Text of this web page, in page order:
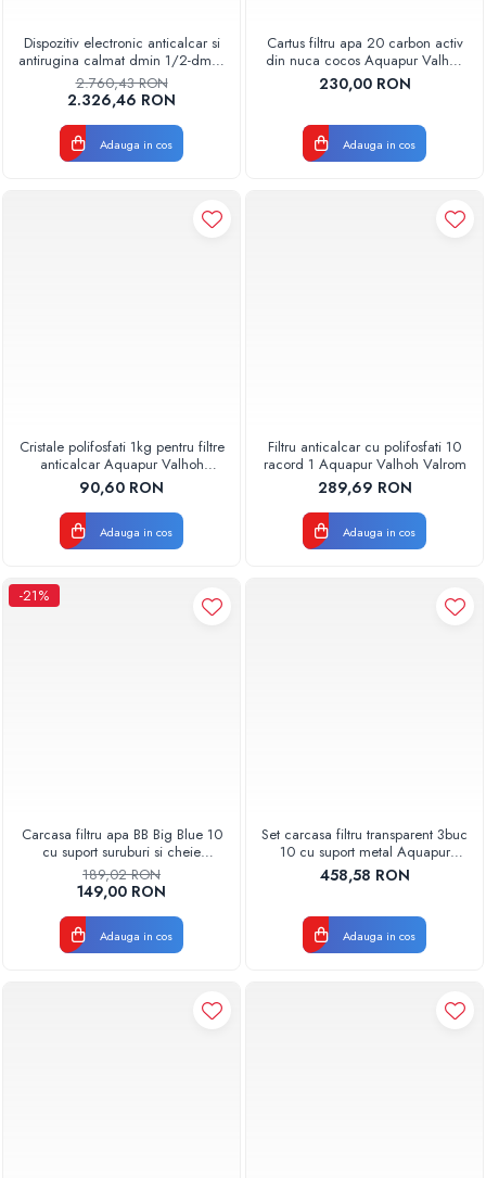
Radiatoare Otel Korado
Radiatoare de Baie Purmo Banga
Automatizare Termostate
Detectoare
Termostate centrala ambient
solare
Grupuri de pompare panouri solare
Pompe de caldura
Centrale peleti lemn
Dispozitiv electronic anticalcar si
antirugina calmat dmin 1/2-dmax
11/2 Aquapur Valhoh Valrom
2.760,43 RON
2.326,46 RON
Adauga in cos
Cartus filtru apa 20 carbon activ
din nuca cocos Aquapur Valhoh
Valrom
230,00 RON
Adauga in cos
Cristale polifosfati 1kg pentru filtre
anticalcar Aquapur Valhoh
Valrom
90,60 RON
Adauga in cos
Filtru anticalcar cu polifosfati 10
racord 1 Aquapur Valhoh Valrom
289,69 RON
Adauga in cos
-21%
Carcasa filtru apa BB Big Blue 10
cu suport suruburi si cheie
Aquapur Valhoh Valrom
189,02 RON
149,00 RON
Adauga in cos
Set carcasa filtru transparent 3buc
10 cu suport metal Aquapur
Valhoh Valrom
AQUA00110131032
458,58 RON
Adauga in cos